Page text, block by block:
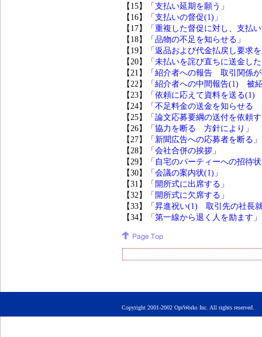
【15】
「支払い延期を願う」
【16】
「支払いの督促(1)」
【17】
「重複した督促に対し、支払
【18】
「品物の不足を知らせる」
【19】
「返品および代金払戻し要求
【20】
「未払いを詫び直ちに送金し
【21】
「紹介者への報告 取引関係
【22】
「紹介者への中間報告(1) 被
【23】
「依頼に応えて資料を送る
【24】
「不足料金の送金を知らせる
【25】
「論文応募要綱の送付を依頼
【26】
「協力を断る 方針により」
【27】
「新聞広告への応募者を断る」
【28】
「会社合併の挨拶」
【29】
「自宅のパーティーへの招待
【30】
「会議の案内状(1)」
【31】
「開所式に出席する」
【32】
「開所式に欠席する」
【33】
「昇進祝い(1) 取引先の社長
【34】
「第一線から退く人を励ます」
Copyright 2001-2002 OptWorks Inc. All rights